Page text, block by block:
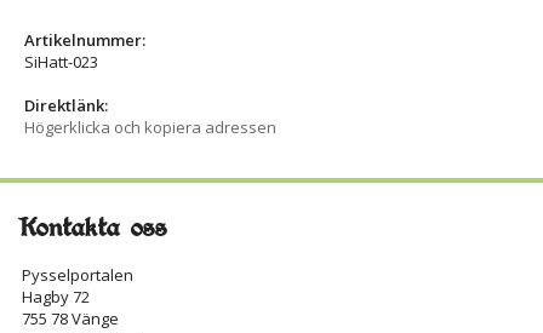
Artikelnummer:
SiHatt-023
Direktlänk:
Högerklicka och kopiera adressen
Kontakta oss
Pysselportalen
Hagby 72
755 78 Vänge